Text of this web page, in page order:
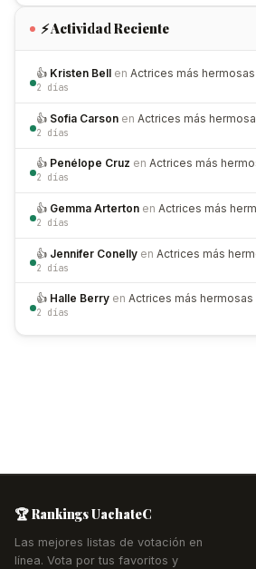
⚡ Actividad Reciente
👍 Kristen Bell en Actrices más
2 días
👍 Sofia Carson en Actrices más
2 días
👍 Penélope Cruz en Actrices más
2 días
👍 Gemma Arterton en Actrices más
2 días
👍 Jennifer Conelly en Actrices más
2 días
👍 Halle Berry en Actrices más
2 días
🏆 Rankings UachateC
Las mejores listas de votación en
línea. Vota por tus favoritos y